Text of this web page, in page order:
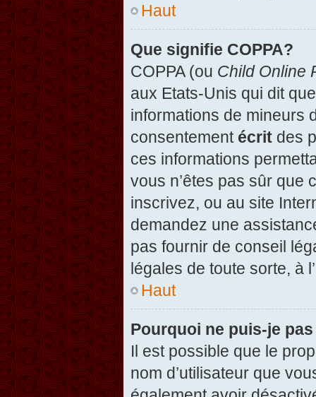
Haut
Que signifie COPPA?
COPPA (ou Child Online
aux Etats-Unis qui dit
informations de mineurs
consentement écrit des
ces informations
vous n’êtes pas sûr que
inscrivez, ou au site
demandez une
pas fournir de conseil
légales de toute sorte, à
Haut
Pourquoi ne puis-je
Il est possible que le
nom d’utilisateur que